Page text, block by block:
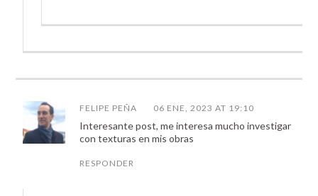
FELIPE PEÑA 06 ENE, 2023 AT 19:10
Interesante post, me interesa mucho investigar
con texturas en mis obras
RESPONDER